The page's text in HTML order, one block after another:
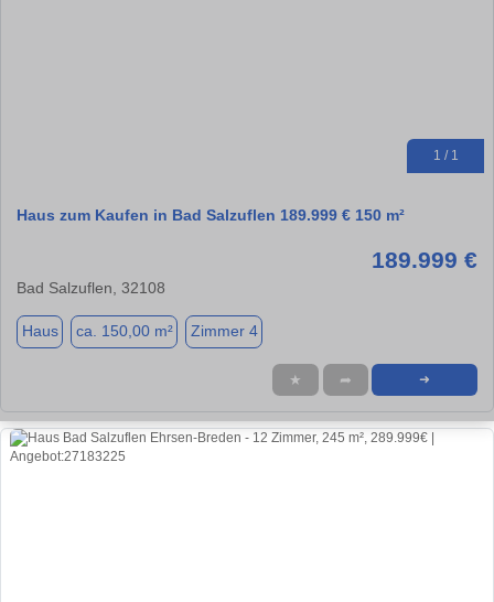
1 / 1
Haus zum Kaufen in Bad Salzuflen 189.999 € 150 m²
189.999 €
Bad Salzuflen, 32108
Haus ca. 150,00 m² Zimmer 4
★ ➦ ➜